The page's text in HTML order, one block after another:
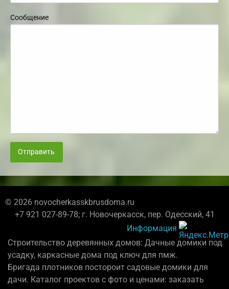
Сообщение
Отправить
© 2026 novocherkasskbrusdoma.ru
+7 921 027-89-78; г. Новочеркасск, пер. Одесский, 41
Информация
Строительство деревянных домов: Дачные домики под
усадку, каркасные дома под ключ для пмж.
Бригада плотников постороит садовые домики для
дачи. Каталог проектов с фото и ценами: заказать